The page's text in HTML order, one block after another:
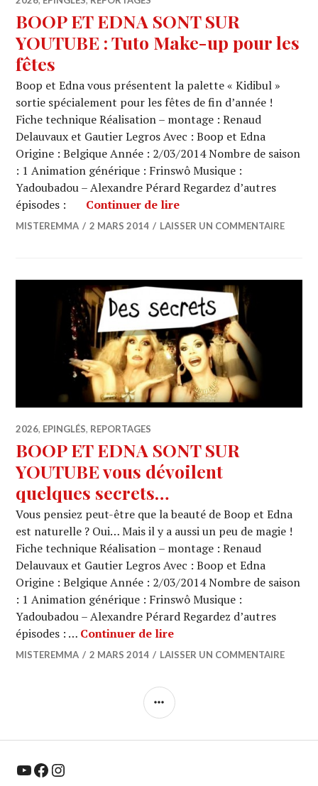
BOOP ET EDNA SONT SUR
YOUTUBE : Tuto Make-up pour les
fêtes
Boop et Edna vous présentent la palette « Kidibul »
sortie spécialement pour les fêtes de fin d’année !
Fiche technique Réalisation – montage : Renaud
Delauvaux et Gautier Legros Avec : Boop et Edna
Origine : Belgique Année : 2/03/2014 Nombre de saison
: 1 Animation générique : Frinswô Musique :
Yadoubadou – Alexandre Pérard Regardez d’autres
épisodes : Continuer de lireBOOP ET EDNA SONT
MISTEREMMA 2 MARS 2014 LAISSER UN COMMENTAIRE
2026, EPINGLÉS, REPORTAGES
BOOP ET EDNA SONT SUR
YOUTUBE vous dévoilent
quelques secrets…
Vous pensiez peut-être que la beauté de Boop et Edna
est naturelle ? Oui… Mais il y a aussi un peu de magie !
Fiche technique Réalisation – montage : Renaud
Delauvaux et Gautier Legros Avec : Boop et Edna
Origine : Belgique Année : 2/03/2014 Nombre de saison
: 1 Animation générique : Frinswô Musique :
Yadoubadou – Alexandre Pérard Regardez d’autres
épisodes : … Continuer de lireBOOP ET EDNA SONT
MISTEREMMA 2 MARS 2014 LAISSER UN COMMENTAIRE
COLONNE
YouTube Facebook Instagram